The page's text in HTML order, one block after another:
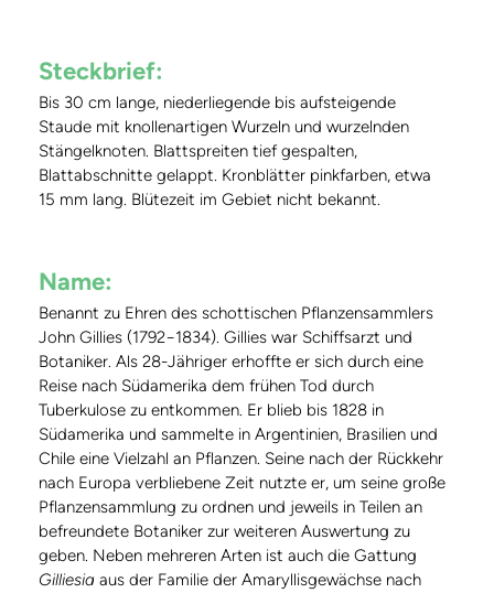
Steckbrief:
Bis 30 cm lange, niederliegende bis aufsteigende
Staude mit knollenartigen Wurzeln und wurzelnden
Stängelknoten. Blattspreiten tief gespalten,
Blattabschnitte gelappt. Kronblätter pinkfarben, etwa
15 mm lang. Blütezeit im Gebiet nicht bekannt.
Name:
Benannt zu Ehren des schottischen Pflanzensammlers
John Gillies (1792−1834). Gillies war Schiffsarzt und
Botaniker. Als 28-Jähriger erhoffte er sich durch eine
Reise nach Südamerika dem frühen Tod durch
Tuberkulose zu entkommen. Er blieb bis 1828 in
Südamerika und sammelte in Argentinien, Brasilien und
Chile eine Vielzahl an Pflanzen. Seine nach der Rückkehr
nach Europa verbliebene Zeit nutzte er, um seine große
Pflanzensammlung zu ordnen und jeweils in Teilen an
befreundete Botaniker zur weiteren Auswertung zu
geben. Neben mehreren Arten ist auch die Gattung
Gilliesia aus der Familie der Amaryllisgewächse nach